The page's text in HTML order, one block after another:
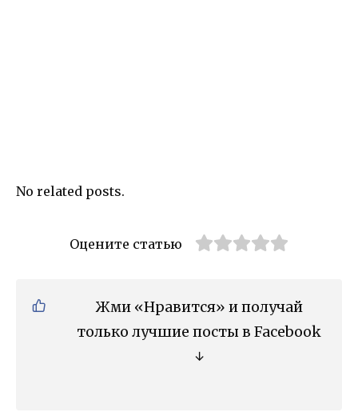
No related posts.
Оцените статью
Жми «Нравится» и получай
только лучшие посты в Facebook
↓